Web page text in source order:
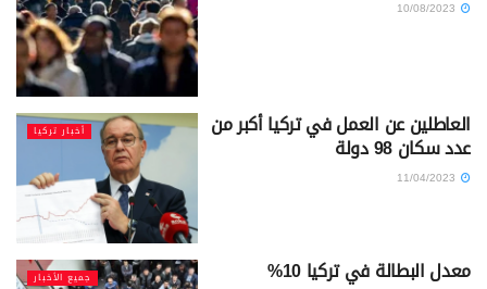
أخبار تركيا العاطلين عن العمل في تركيا أكبر من
عدد سكان 98 دولة
جميع الأخبار معدل البطالة في تركيا 10%